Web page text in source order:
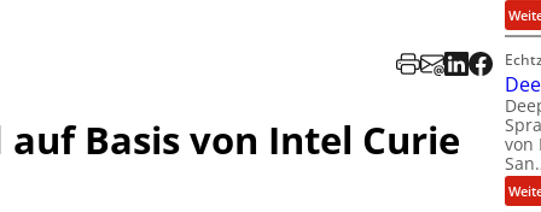
Basis von Intel Curie
von